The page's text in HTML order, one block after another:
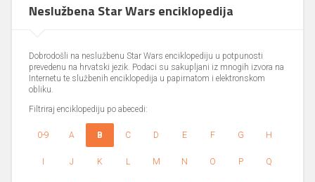
Neslužbena Star Wars enciklopedija
Dobrodošli na neslužbenu Star Wars enciklopediju u potpunosti
prevedenu na hrvatski jezik. Podaci su sakupljani iz mnogih izvora na
Internetu te službenih enciklopedija u papirnatom i elektronskom
obliku.
Filtriraj enciklopediju po abecedi:
0-9 A B C D E F G H
I J K L M N O P Q